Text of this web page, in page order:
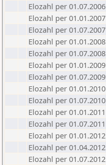
Elozahl per 01.07.2006
Elozahl per 01.01.2007
Elozahl per 01.07.2007
Elozahl per 01.01.2008
Elozahl per 01.07.2008
Elozahl per 01.01.2009
Elozahl per 01.07.2009
Elozahl per 01.01.2010
Elozahl per 01.07.2010
Elozahl per 01.01.2011
Elozahl per 01.07.2011
Elozahl per 01.01.2012
Elozahl per 01.04.2012
Elozahl per 01.07.2012